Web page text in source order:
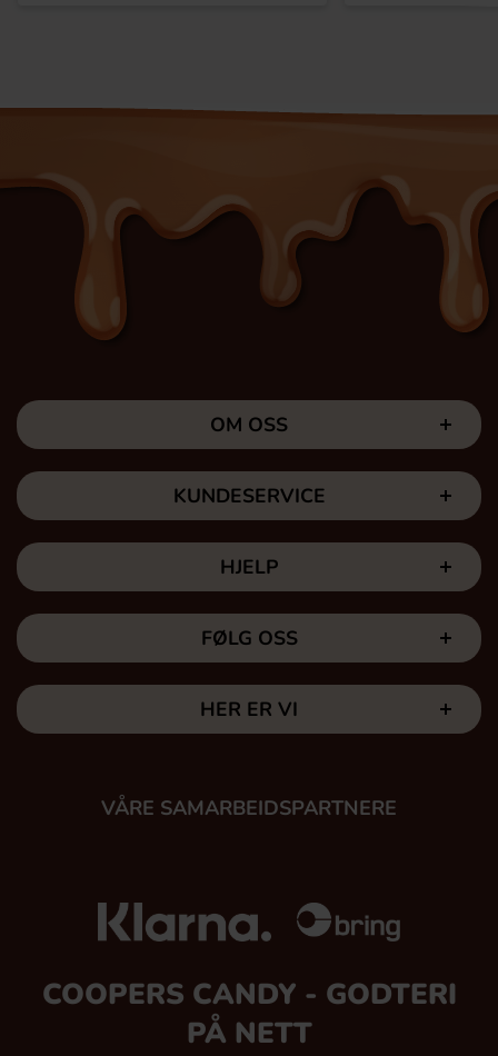
OM OSS
KUNDESERVICE
HJELP
FØLG OSS
HER ER VI
VÅRE SAMARBEIDSPARTNERE
COOPERS CANDY - GODTERI
PÅ NETT